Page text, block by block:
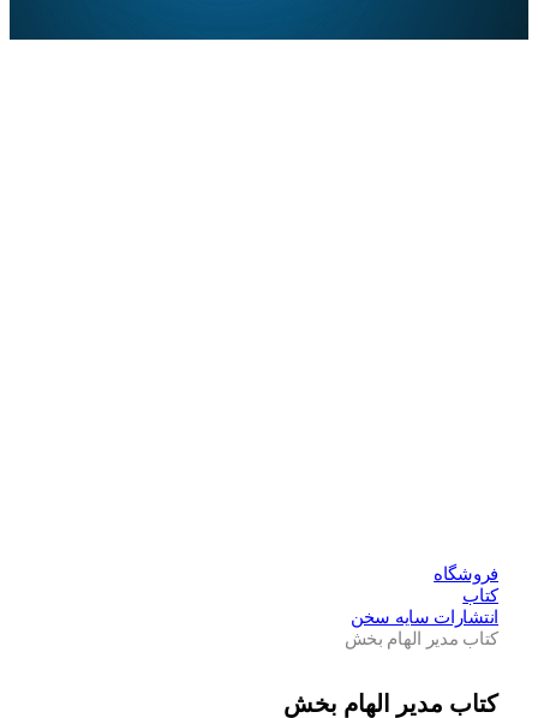
فروشگاه
کتاب
انتشارات سایه سخن
کتاب مدیر الهام بخش
کتاب مدیر الهام بخش